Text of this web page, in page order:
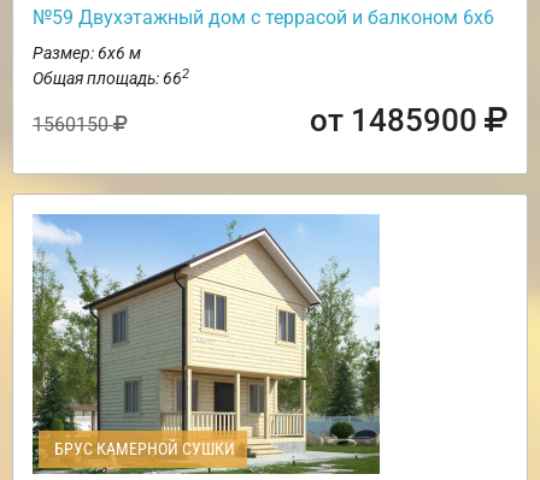
№59 Двухэтажный дом с террасой и балконом 6х6
Размер: 6х6 м
Общая площадь: 662
1560150 от 1485900
БРУС КАМЕРНОЙ СУШКИ